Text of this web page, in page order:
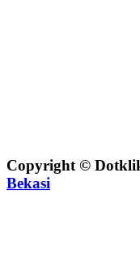
Copyright ©
Bekasi